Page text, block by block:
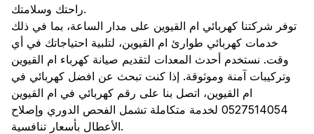
راحتك وسلامتك.
توفر شركتنا كهربائي ام القيوين على مدار الساعة، بما في ذلك
خدمات كهربائي طوارئ ام القيوين، لتلبية احتياجاتك في أي
وقت. نستخدم أحدث المعدات لتقديم صيانة كهرباء ام القيوين
وتركيبات آمنة وموثوقة. إذا كنت تبحث عن افضل كهربائي في
ام القيوين، اتصل بنا على رقم كهربائي في ام القيوين
0527514054 لخدمة متكاملة تشمل الفحص الدوري وإصلاح
الأعطال بأسعار تنافسية.